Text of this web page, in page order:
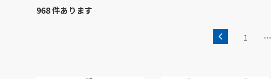
968 件あります
1 …